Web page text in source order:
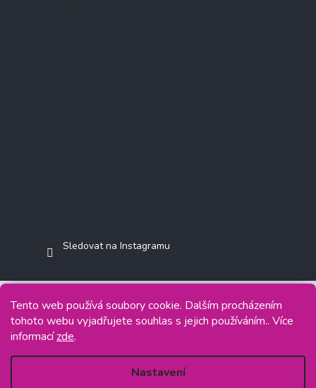
Tento web používá soubory cookie. Dalším procházením
tohoto webu vyjadřujete souhlas s jejich používáním.. Více
informacízde.
Nastavení
Sledovat na Instagramu
Copyright 2026Jasminkashop.cz. Všechna práva vyhrazena.